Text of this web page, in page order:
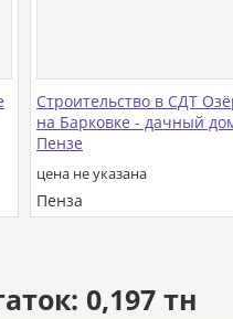
Строительство в СДТ
на Барковке - дачный
Пензе
цена не указана
Пенза
0,197 тн